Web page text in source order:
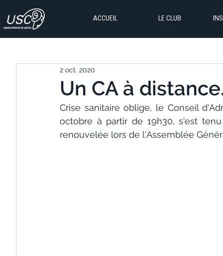
ACCUEIL LE CLUB
Un CA à
2 oct. 2020
Crise sanitaire oblige, le Conseil
octobre à partir de 19h30, s'est
renouvelée lors de l'Assemblée